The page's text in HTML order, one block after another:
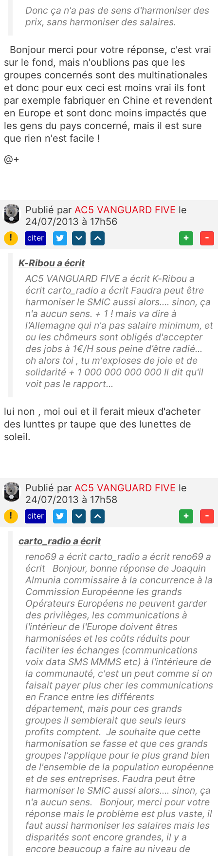
Donc ça n'a pas de sens d'harmoniser des
prix, sans harmoniser des salaires.
Bonjour merci pour votre réponse, c'est vrai
sur le fond, mais n'oublions pas que les
groupes concernés sont des multinationales
et donc pour eux ceci est moins vrai ils font
par exemple fabriquer en Chine et revendent
en Europe et sont donc moins impactés que
les gens du pays concerné, mais il est sure
que rien n'est facile !
@+
Publié par AC5 VANGUARD FIVE le
24/07/2013 à 17h56
!
citer + -
K-Ribou a écrit
AC5 VANGUARD FIVE a écrit K-Ribou a
écrit carto_radio a écrit Faudra peut être
harmoniser le SMIC aussi alors.... sinon, ça
n'a aucun sens. + 1 ! mais va dire à
l'Allemagne qui n'a pas salaire minimum, et
ou les chômeurs sont obligés d'accepter
des jobs à 1€/H sous peine d’être radié...
oh alors toi , tu m'exploses de joie et de
solidarité + 1 000 000 000 000 Il dit qu'il
voit pas le rapport...
lui non , moi oui et il ferait mieux d'acheter
des lunttes pr taupe que des lunettes de
soleil.
Publié par AC5 VANGUARD FIVE le
24/07/2013 à 17h58
!
citer + -
carto_radio a écrit
reno69 a écrit carto_radio a écrit reno69 a
écrit Bonjour, bonne réponse de Joaquin
Almunia commissaire à la concurrence à la
Commission Européenne les grands
Opérateurs Européens ne peuvent garder
des privilèges, les communications à
l'intérieur de l'Europe doivent êtres
harmonisées et les coûts réduits pour
faciliter les échanges (communications
voix data SMS MMMS etc) à l'intérieure de
la communauté, c'est un peut comme si on
faisait payer plus cher les communications
en France entre les différents
département, mais pour ces grands
groupes il semblerait que seuls leurs
profits comptent. Je souhaite que cette
harmonisation se fasse et que ces grands
groupes l'applique pour le plus grand bien
de l'ensemble de la population européenne
et de ses entreprises. Faudra peut être
harmoniser le SMIC aussi alors.... sinon, ça
n'a aucun sens. Bonjour, merci pour votre
réponse mais le problème est plus vaste, il
faut aussi harmoniser les salaires mais les
disparités sont encore grandes, il y a
encore beaucoup a faire au niveau de